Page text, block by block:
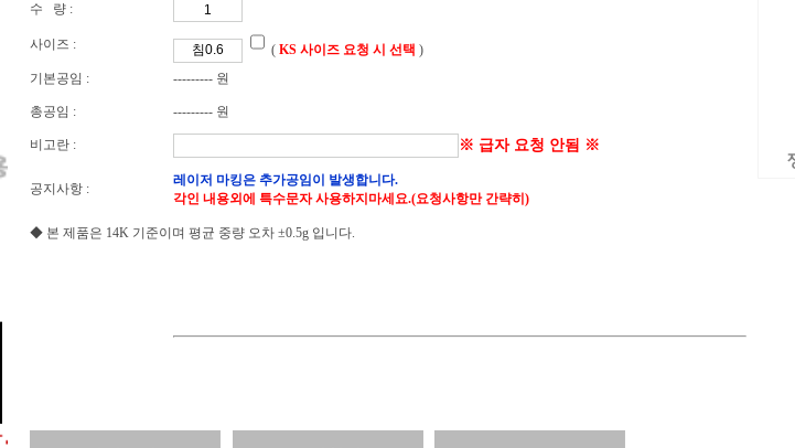
수 량 :
사이즈 : ( KS 사이즈 요청 시 선택 )
기본공임 :
--------- 원
총공임 : --------- 원
비고란 : ※ 급자 요청 안됨 ※
공지사항 :
레이저 마킹은 추가공임이 발생합니다.
각인 내용외에 특수문자 사용하지마세요.(요청사항만 간략히)
◆ 본 제품은 14K 기준이며 평균 중량 오차 ±0.5g 입니다.